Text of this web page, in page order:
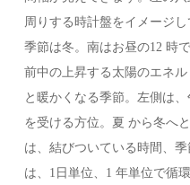
周りする時計盤をイメージ
季節は冬。南はお昼の12 時
前中の上昇する太陽のエネ
と暖かくなる季節。左側は
を受ける方位。夏 から冬へ
は、結びついている時間、
は、1日単位、1 年単位で循